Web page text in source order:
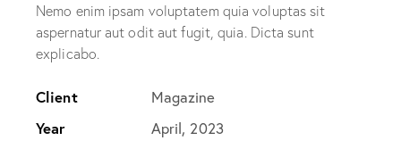
Nemo enim ipsam voluptatem quia voluptas sit
aspernatur aut odit aut fugit, quia. Dicta sunt
explicabo.
Client
Magazine
Year
April, 2023